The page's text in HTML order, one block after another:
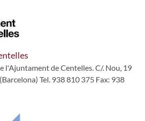
l'Ajuntament de Centelles. C/. Nou, 19
Tel. 938 810 375 Fax: 938